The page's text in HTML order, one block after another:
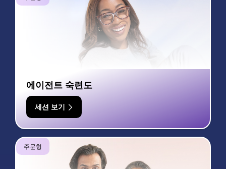
에이전트 숙련도
세션 보기
주문형